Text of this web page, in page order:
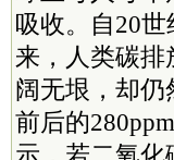
吸收。自20
来，人类碳
阔无垠，却
前后的